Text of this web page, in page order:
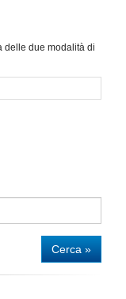
delle due modalità di
Cerca »